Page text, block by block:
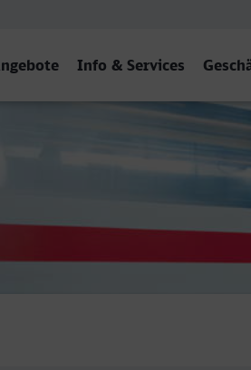
Info & Services
West, Jena -